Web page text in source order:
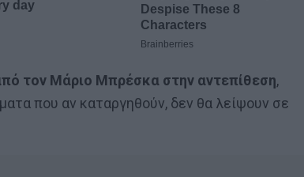
τον Μάριο Μπρέσκα στην αντεπίθεση,
που αν καταργηθούν, δεν θα λείψουν σε